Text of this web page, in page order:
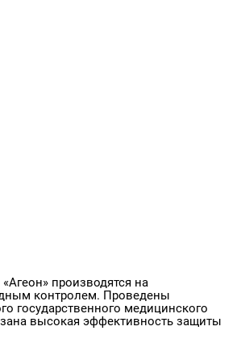
производятся на
контролем. Проведены
государственного медицинского
высокая эффективность защиты